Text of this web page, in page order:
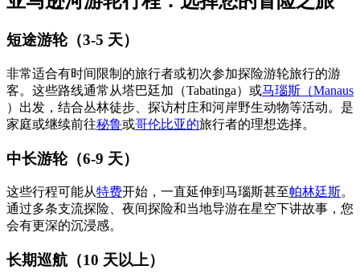
短途游轮（3-5 天）
非常适合有时间限制的旅行者或初次参加探险游轮旅行的游
客。这些路线通常从塔巴廷加（Tabatinga）或马瑙斯（Manaus
）出发，结合丛林徒步、探访村庄和河岸野生动物等活动。是
家庭或继续前往秘鲁或哥伦比亚的旅行者的理想选择。
中长游轮（6-9 天）
这些行程可能从特费开始，一直延伸到马瑙斯甚至帕林廷斯。
通过多条支流探险、夜间探险和当地导游在星空下讲故事，您
会有更深的沉浸感。
长期巡航（10 天以上）